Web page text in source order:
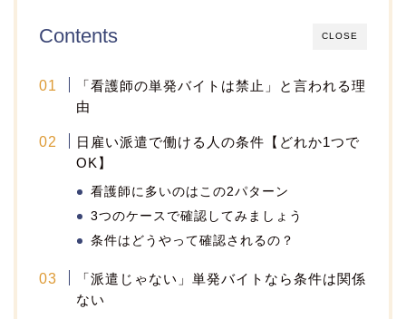
CLOSE
Contents
「看護師の単発バイトは禁止」と言われる理
由
日雇い派遣で働ける人の条件【どれか1つで
OK】
看護師に多いのはこの2パターン
3つのケースで確認してみましょう
条件はどうやって確認されるの？
「派遣じゃない」単発バイトなら条件は関係
ない